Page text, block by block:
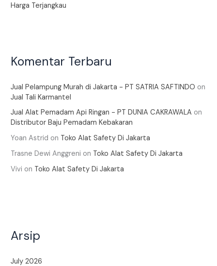
Harga Terjangkau
Komentar Terbaru
Jual Pelampung Murah di Jakarta - PT SATRIA SAFTINDO on
Jual Tali Karmantel
Jual Alat Pemadam Api Ringan - PT DUNIA CAKRAWALA on
Distributor Baju Pemadam Kebakaran
Yoan Astrid on Toko Alat Safety Di Jakarta
Trasne Dewi Anggreni on Toko Alat Safety Di Jakarta
Vivi on Toko Alat Safety Di Jakarta
Arsip
July 2026